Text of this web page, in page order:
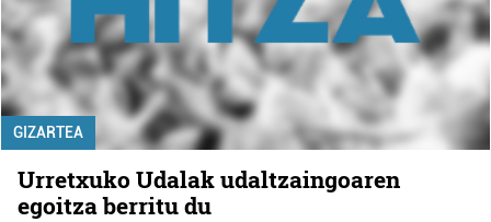
GIZARTEA
Urretxuko Udalak udaltzaingoaren
egoitza berritu du